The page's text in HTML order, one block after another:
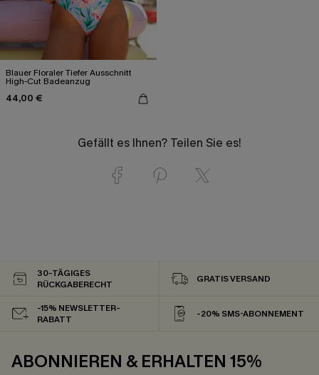
Blauer Floraler Tiefer Ausschnitt
High-Cut Badeanzug
44,00 €
Gefällt es Ihnen? Teilen Sie es!
30-TÄGIGES
RÜCKGABERECHT
GRATIS VERSAND
-15% NEWSLETTER-
RABATT
-20% SMS-ABONNEMENT
ABONNIEREN & ERHALTEN 15%